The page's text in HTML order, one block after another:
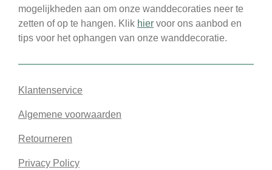
mogelijkheden aan om onze wanddecoraties neer te
zetten of op te hangen. Klik hier voor ons aanbod en
tips voor het ophangen van onze wanddecoratie.
Klantenservice
Algemene voorwaarden
Retourneren
Privacy Policy